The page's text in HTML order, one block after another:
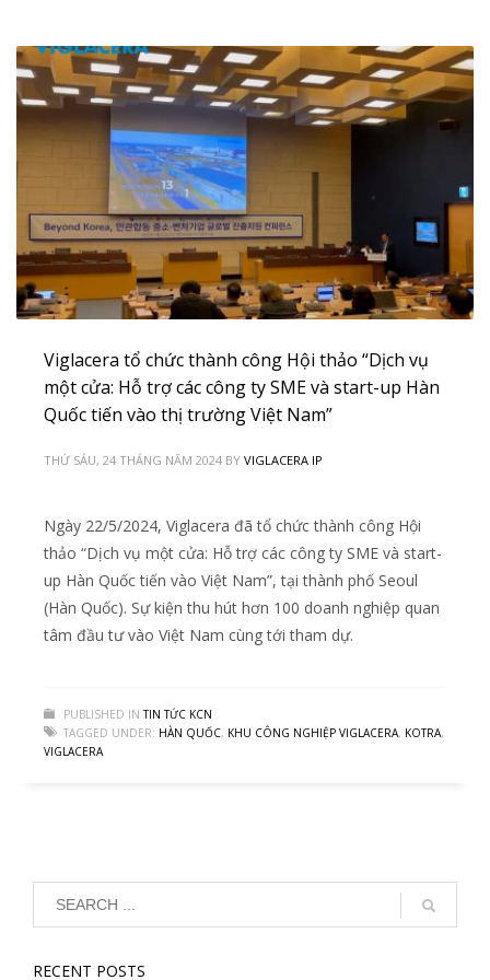
Viglacera tổ chức thành công Hội thảo “Dịch vụ
một cửa: Hỗ trợ các công ty SME và start-up Hàn
Quốc tiến vào thị trường Việt Nam”
THỨ SÁU, 24 THÁNG NĂM 2024 BY VIGLACERA IP
Ngày 22/5/2024, Viglacera đã tổ chức thành công Hội
thảo “Dịch vụ một cửa: Hỗ trợ các công ty SME và start-
up Hàn Quốc tiến vào Việt Nam”, tại thành phố Seoul
(Hàn Quốc). Sự kiện thu hút hơn 100 doanh nghiệp quan
tâm đầu tư vào Việt Nam cùng tới tham dự.
PUBLISHED IN TIN TỨC KCN
TAGGED UNDER: HÀN QUỐC, KHU CÔNG NGHIỆP VIGLACERA, KOTRA,
VIGLACERA
RECENT POSTS